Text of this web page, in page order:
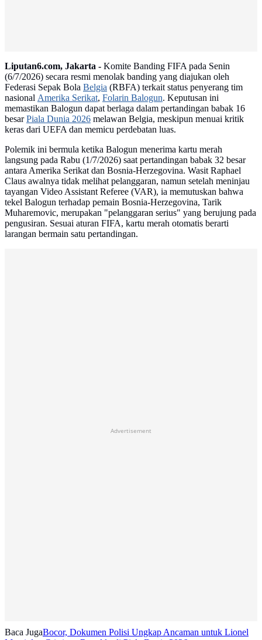
Liputan6.com, Jakarta - Komite Banding FIFA pada Senin
(6/7/2026) secara resmi menolak banding yang diajukan oleh
Federasi Sepak Bola Belgia (RBFA) terkait status penyerang tim
nasional Amerika Serikat, Folarin Balogun. Keputusan ini
memastikan Balogun dapat berlaga dalam pertandingan babak 16
besarPiala Dunia 2026 melawan Belgia, meskipun menuai kritik
keras dari UEFA dan memicu perdebatan luas.
Polemik ini bermula ketika Balogun menerima kartu merah
langsung pada Rabu (1/7/2026) saat pertandingan babak 32 besar
antara Amerika Serikat dan Bosnia-Herzegovina. Wasit Raphael
Claus awalnya tidak melihat pelanggaran, namun setelah meninjau
tayangan Video Assistant Referee (VAR), ia memutuskan bahwa
tekel Balogun terhadap pemain Bosnia-Herzegovina, Tarik
Muharemovic, merupakan "pelanggaran serius" yang berujung pada
pengusiran. Sesuai aturan FIFA, kartu merah otomatis berarti
larangan bermain satu pertandingan.
Advertisement
Baca JugaBocor, Dokumen Polisi Ungkap Ancaman untuk Lionel